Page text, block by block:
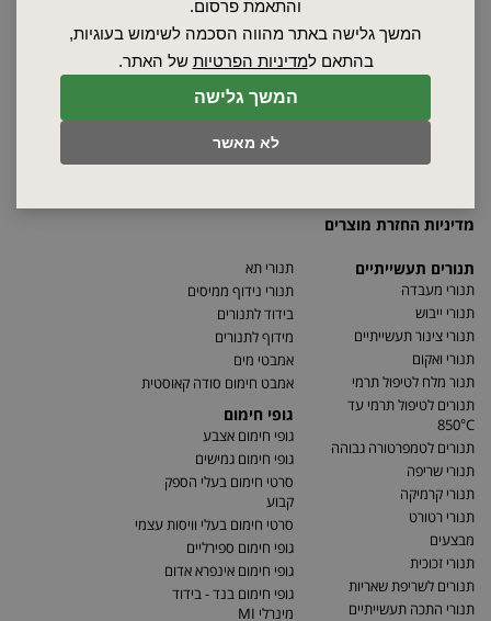
המשך גלישה
לא מאשר
והתאמת פרסום.
המשך גלישה באתר מהווה הסכמה לשימוש בעוגיות,
בהתאם למדיניות הפרטיות של האתר.
הצהרת נגישות
מדיניות החזרת מוצרים
תנורים תעשייתיים
תנורי מעבדה
תנורי ייבוש
תנורי צינור תעשייתיים
תנורי ואקום
תנור מלח לטיפול תרמי
תנורים לטיפול תרמי עד
850°C
תנורים לטמפרטורה גבוהה
תנורי שריפה
תנורי קרמיקה
תנורי רטורט
מבצעים
תנורי זכוכית
תנורים לשריפת שאריות
תנורי התכה תעשייתיים
תנורי תא
תנורי נידוף ממיסים
בידוד לתנורים
מידוף לתנורים
אמבטי מים
אמבט חימום סודה קאוסטית
גופי חימום
גופי חימום אצבע
גופי חימום גמישים
סרטי חימום בעלי הספק
קבוע
סרטי חימום בעלי וויסות עצמי
גופי חימום ספירליים
גופי חימום אינפרא אדום
גופי חימום בנד - בידוד
מינרלי MI